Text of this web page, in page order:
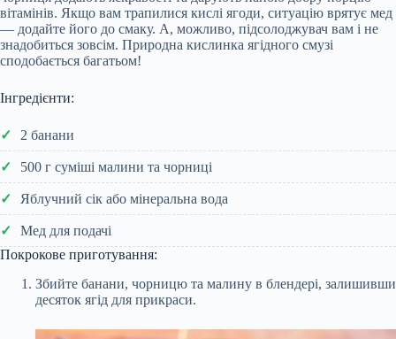
вітамінів. Якщо вам трапилися кислі ягоди, ситуацію врятує мед
— додайте його до смаку. А, можливо, підсолоджувач вам і не
знадобиться зовсім. Природна кислинка ягідного смузі
сподобається багатьом!
Інгредієнти:
2 банани
500 г суміші малини та чорниці
Яблучний сік або мінеральна вода
Мед для подачі
Покрокове приготування:
Збийте банани, чорницю та малину в блендері, залишивши
десяток ягід для прикраси.